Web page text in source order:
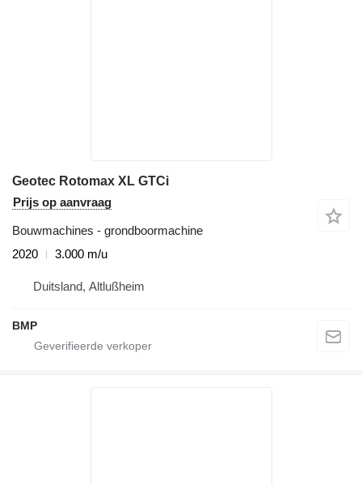
Geotec Rotomax XL GTCi
Prijs op aanvraag
Bouwmachines - grondboormachine
2020
3.000 m/u
Duitsland, Altlußheim
BMP